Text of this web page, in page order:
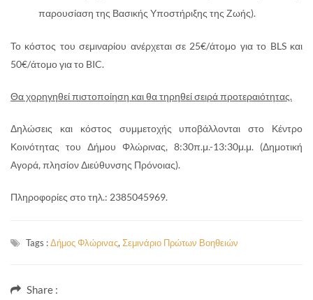
παρουσίαση της Βασικής Υποστήριξης της Ζωής).
Το κόστος του σεμιναρίου ανέρχεται σε 25€/άτομο για το BLS και
50€/άτομο για το BIC.
Θα χορηγηθεί πιστοποίηση και θα τηρηθεί σειρά προτεραιότητας.
Δηλώσεις και κόστος συμμετοχής υποβάλλονται στο Κέντρο
Κοινότητας του Δήμου Φλώρινας, 8:30π.μ.-13:30μ.μ. (Δημοτική
Αγορά, πλησίον Διεύθυνσης Πρόνοιας).
Πληροφορίες στο τηλ.: 2385045969.
Tags :Δήμος Φλώρινας, Σεμινάριο Πρώτων Βοηθειών
Share :